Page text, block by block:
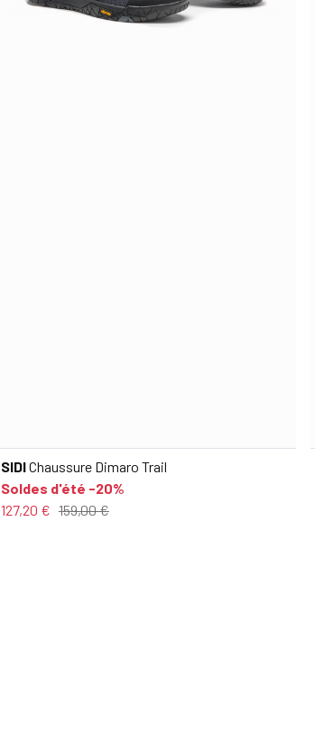
SIDIChaussure Dimaro Trail
Soldes d'été -20%
127,20 € 159,00 €